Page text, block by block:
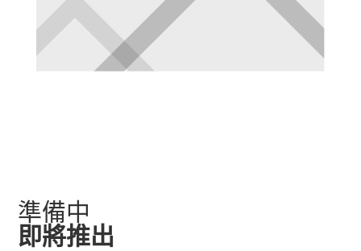
準備中
即將推出